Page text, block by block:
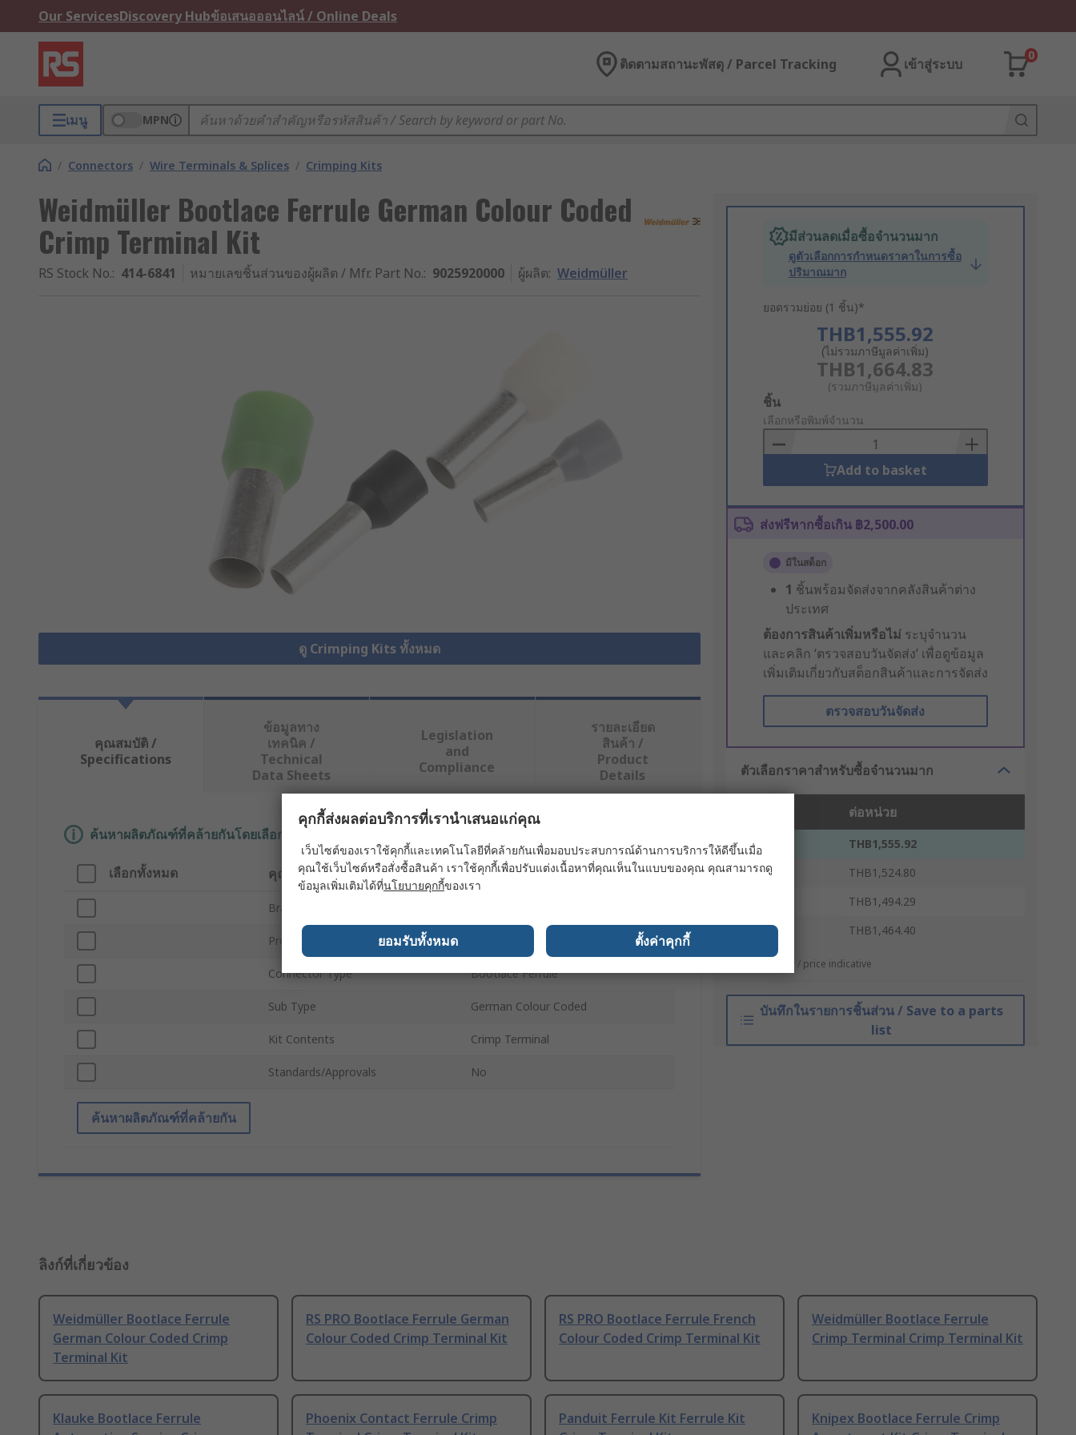
Our ServicesDiscovery Hubข้อเสนอออนไลน์ / Online Deals
ติดตามสถานะพัสดุ / Parcel Tracking เข้าสู่ระบบ
0
เมนู MPN
/ Connectors / Wire Terminals & Splices / Crimping Kits
Weidmüller Bootlace Ferrule German Colour Coded
Crimp Terminal Kit
RS Stock No.: 414-6841 หมายเลขชิ้นส่วนของผู้ผลิต / Mfr. Part No.: 9025920000 ผู้ผลิต: Weidmüller
ดู Crimping Kits ทั้งหมด
มีส่วนลดเมื่อซื้อจำนวนมาก
ดูตัวเลือกการกำหนดราคาในการซื้อ
ปริมาณมาก
ยอดรวมย่อย (1 ชิ้น)*
THB1,555.92
(ไม่รวมภาษีมูลค่าเพิ่ม)
THB1,664.83
(รวมภาษีมูลค่าเพิ่ม)
Add
to
Basket
ชิ้น
เลือกหรือพิมพ์จำนวน
Add to basket
ส่งฟรีหากซื้อเกิน ฿2,500.00
มีในสต็อก
1 ชิ้นพร้อมจัดส่งจากคลังสินค้าต่าง
ประเทศ
ต้องการสินค้าเพิ่มหรือไม่ ระบุจำนวน
และคลิก ‘ตรวจสอบวันจัดส่ง’ เพื่อดูข้อมูล
เพิ่มเติมเกี่ยวกับสต็อกสินค้าและการจัดส่ง
ตรวจสอบวันจัดส่ง
ตัวเลือกราคาสำหรับซื้อจำนวนมาก
ต่อหน่วย
1 - 9
THB1,555.92
10 - 24
THB1,524.80
THB1,494.29
50 +
THB1,464.40
*ตัวบ่งบอกราคา / price indicative
บันทึกในรายการชิ้นส่วน / Save to a parts
list
คุณสมบัติ /
Specifications
ข้อมูลทาง
เทคนิค /
Technical
Data Sheets
Legislation
and
Compliance
รายละเอียด
สินค้า /
Product
Details
ค้นหาผลิตภัณฑ์ที่คล้ายกันโดยเลือกคุณลักษณะอย่างน้อยหนึ่งรายการ
เลือกทั้งหมด คุณลักษณะ ค่า
Brand
Product Type
Connector Type Bootlace Ferrule
Sub Type German Colour Coded
Kit Contents Crimp Terminal
Standards/Approvals No
ค้นหาผลิตภัณฑ์ที่คล้ายกัน
ลิงก์ที่เกี่ยวข้อง
Weidmüller Bootlace Ferrule
German Colour Coded Crimp
Terminal Kit
RS PRO Bootlace Ferrule German
Colour Coded Crimp Terminal Kit
RS PRO Bootlace Ferrule French
Colour Coded Crimp Terminal Kit
Weidmüller Bootlace Ferrule
Crimp Terminal Crimp Terminal Kit
Klauke Bootlace Ferrule
Phoenix Contact Ferrule Crimp
Panduit Ferrule Kit Ferrule Kit
Knipex Bootlace Ferrule Crimp
คุกกี้ส่งผลต่อบริการที่เรานำเสนอแก่คุณ
เว็บไซต์ของเราใช้คุกกี้และเทคโนโลยีที่คล้ายกันเพื่อมอบประสบการณ์ด้านการบริการให้ดีขึ้นเมื่อ
คุณใช้เว็บไซต์หรือสั่งซื้อสินค้า เราใช้คุกกี้เพื่อปรับแต่งเนื้อหาที่คุณเห็นในแบบของคุณ คุณสามารถดู
ข้อมูลเพิ่มเติมได้ที่นโยบายคุกกี้ของเรา
ยอมรับทั้งหมด ตั้งค่าคุกกี้